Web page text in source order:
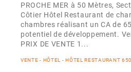
PROCHE MER à 50 Mètres,
Côtier Hôtel Restaurant de
chambres réalisant un CA de
potentiel de développement.
PRIX DE VENTE 1...
VENTE - HÔTEL - HÔTEL RESTAURANT